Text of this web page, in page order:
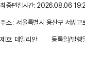
최종편집시간: 2026.08.06
주소 : 서울특별시 용산구 서빙
제호: 데일리안
등록일/발